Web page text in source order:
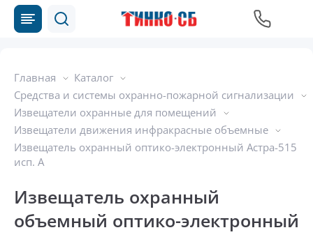
Главная
Каталог
Средства и системы охранно-пожарной сигнализации
Извещатели охранные для помещений
Извещатели движения инфракрасные объемные
Извещатель охранный оптико-электронный Астра-515
исп. А
Извещатель охранный
объемный оптико-электронный